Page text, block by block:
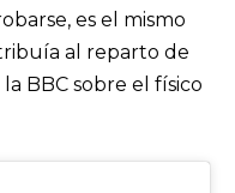
es el mismo
al reparto de
BBC sobre el físico